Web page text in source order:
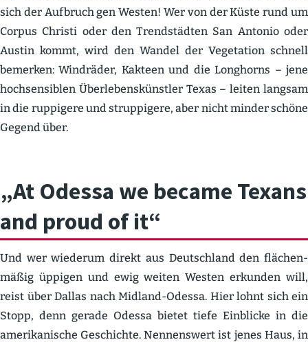
sich der Aufbruch gen Westen! Wer von der Küste rund um
Corpus Christi oder den Trend­städten San Antonio oder
Austin kommt, wird den Wandel der Vegetation schnell
bemerken: Windräder, Kakteen und die Longhorns – jene
hochsen­siblen Überle­bens­künstler Texas – leiten langsam
in die ruppigere und strup­pigere, aber nicht minder schöne
Gegend über.
„At Odessa we became Texans
and proud of it“
Und wer wiederum direkt aus Deutschland den flächen­
mäßig üppigen und ewig weiten Westen erkunden will,
reist über Dallas nach Midland-Odessa. Hier lohnt sich ein
Stopp, denn gerade Odessa bietet tiefe Einblicke in die
ameri­ka­nische Geschichte. Nennenswert ist jenes Haus, in